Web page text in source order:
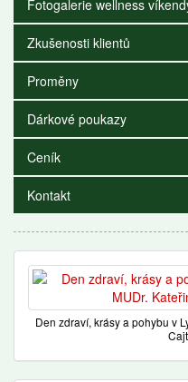
Fotogalerie wellness
Zkušenosti klientů
Proměny
Dárkové poukazy
Ceník
Kontakt
Den zdraví, krásy a pohybu v